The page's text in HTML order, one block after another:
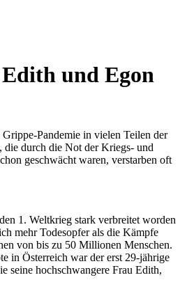
und Egon
Pandemie in vielen Teilen der
die durch die Not der Kriegs- und
geschwächt waren, verstarben oft
1. Weltkrieg stark verbreitet worden
mehr Todesopfer als die Kämpfe
von bis zu 50 Millionen Menschen.
in Österreich war der erst 29-jährige
seine hochschwangere Frau Edith,